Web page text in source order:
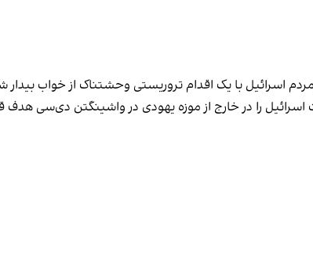
اسرائیل با یک اقدام تروریستی وحشتناک از خواب بیدار
را در خارج از موزه یهودی در واشینگتن دی‌سی هدف